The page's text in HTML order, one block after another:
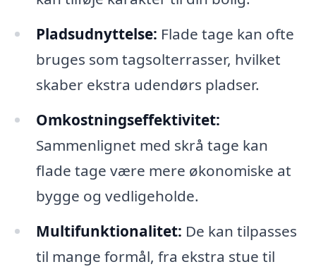
Pladsudnyttelse: Flade tage kan ofte
bruges som tagsolterrasser, hvilket
skaber ekstra udendørs pladser.
Omkostningseffektivitet:
Sammenlignet med skrå tage kan
flade tage være mere økonomiske at
bygge og vedligeholde.
Multifunktionalitet: De kan tilpasses
til mange formål, fra ekstra stue til